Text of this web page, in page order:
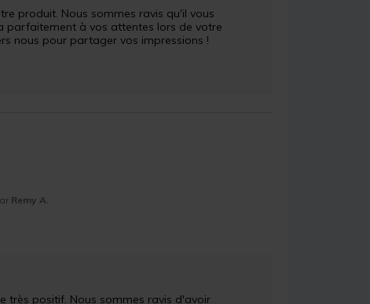
produit. Nous sommes ravis qu'il vous
parfaitement à vos attentes lors de votre
nous pour partager vos impressions !
Remy A.